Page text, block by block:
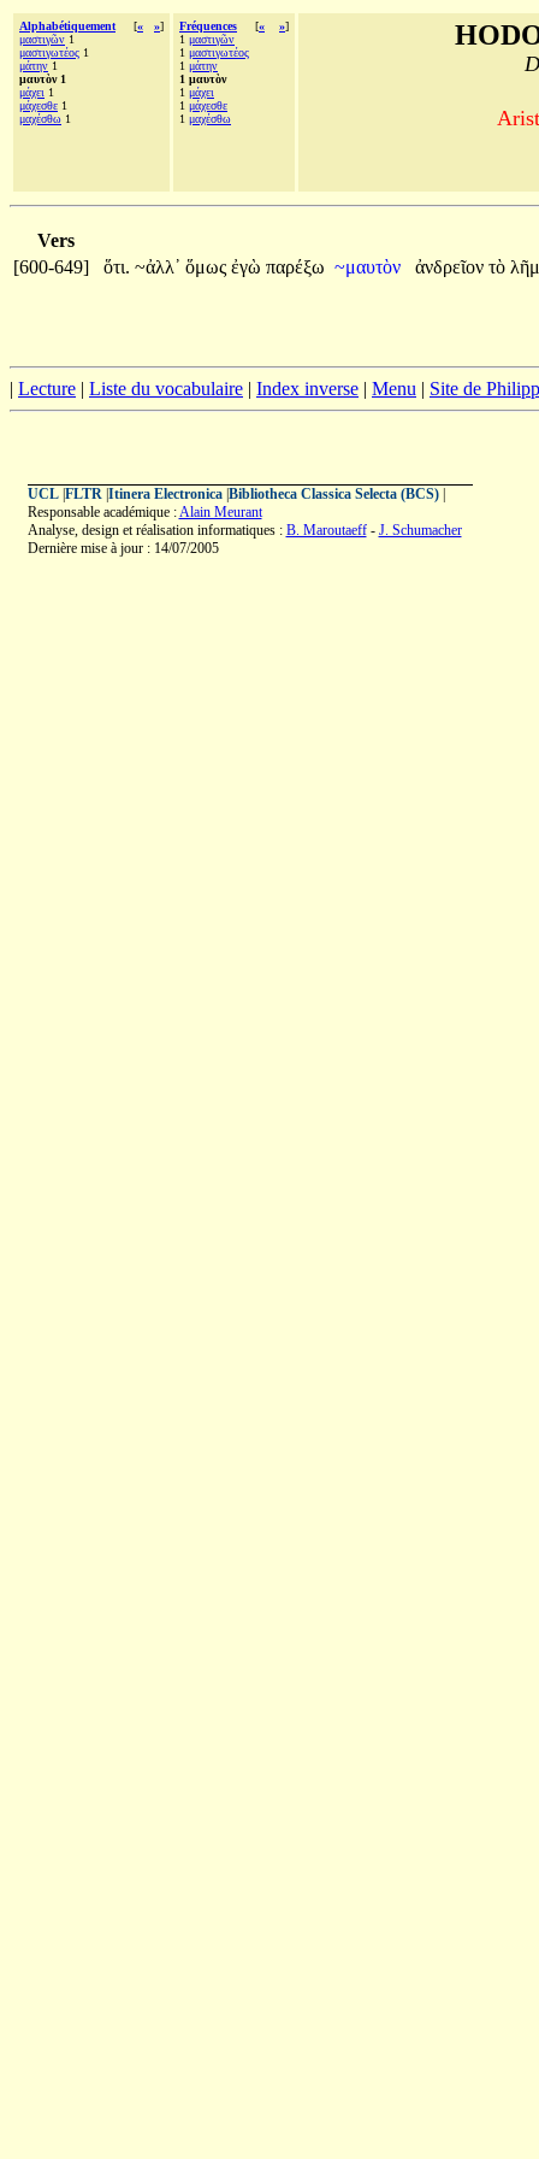
Alphabétiquement [« »]
μαστιγῶν 1
μαστιγωτέος 1
μάτην 1
μαυτὸν 1
μάχει 1
μάχεσθε 1
μαχέσθω 1
Fréquences [« »]
1 μαστιγῶν
1 μαστιγωτέος
1 μάτην
1 μαυτὸν
1 μάχει
1 μάχεσθε
1 μαχέσθω
Vers
[600-649]
ὅτι. ~ἀλλ᾽ ὅμως ἐγὼ παρέξω ~μαυτὸν ἀνδρεῖον τὸ
| Lecture | Liste du vocabulaire | Index inverse | Menu | Site de
UCL| FLTR| Itinera Electronica| Bibliotheca Classica Selecta (BCS)|
Responsable académique :Alain Meurant
Analyse, design et réalisation informatiques : B. Maroutaeff- J. Schumacher
Dernière mise à jour : 14/07/2005